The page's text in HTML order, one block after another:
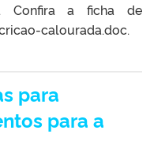
Confira a ficha de
calourada.doc.
para
para a